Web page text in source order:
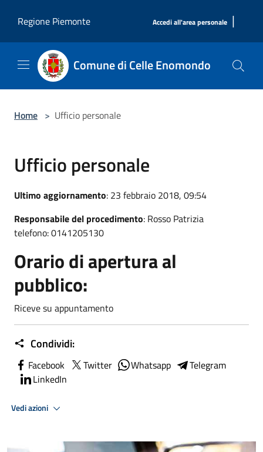
Regione Piemonte
Accedi all'area personale |
Comune di Celle Enomondo
Home > Ufficio personale
Ufficio personale
Ultimo aggiornamento: 23 febbraio 2018, 09:54
Responsabile del procedimento: Rosso Patrizia
telefono: 0141205130
Orario di apertura al
pubblico:
Riceve su appuntamento
Condividi:
Facebook Twitter Whatsapp
Telegram
LinkedIn
Vedi azioni